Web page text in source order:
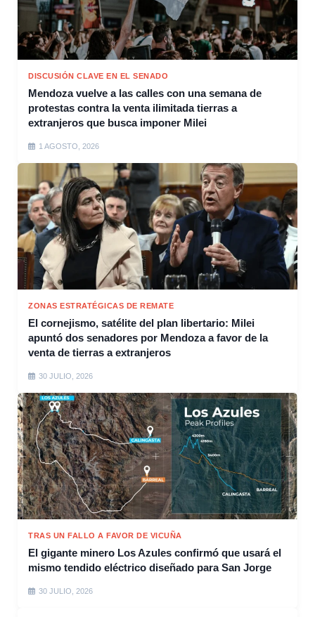
DISCUSIÓN CLAVE EN EL SENADO
Mendoza vuelve a las calles con una semana de
protestas contra la venta ilimitada tierras a
extranjeros que busca imponer Milei
1 AGOSTO, 2026
ZONAS ESTRATÉGICAS DE REMATE
El cornejismo, satélite del plan libertario: Milei
apuntó dos senadores por Mendoza a favor de la
venta de tierras a extranjeros
30 JULIO, 2026
TRAS UN FALLO A FAVOR DE VICUÑA
El gigante minero Los Azules confirmó que usará el
mismo tendido eléctrico diseñado para San Jorge
30 JULIO, 2026